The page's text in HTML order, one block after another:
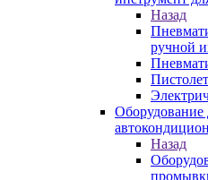
Назад
ручной
Оборудование
Назад